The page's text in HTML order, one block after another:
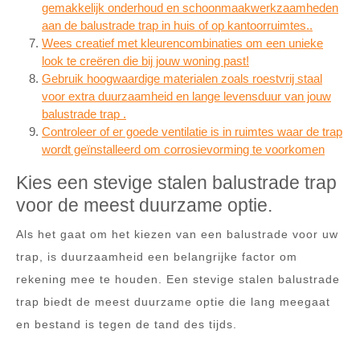
gemakkelijk onderhoud en schoonmaakwerkzaamheden
aan de balustrade trap in huis of op kantoorruimtes..
Wees creatief met kleurencombinaties om een unieke
look te creëren die bij jouw woning past!
Gebruik hoogwaardige materialen zoals roestvrij staal
voor extra duurzaamheid en lange levensduur van jouw
balustrade trap .
Controleer of er goede ventilatie is in ruimtes waar de trap
wordt geïnstalleerd om corrosievorming te voorkomen
Kies een stevige stalen balustrade trap
voor de meest duurzame optie.
Als het gaat om het kiezen van een balustrade voor uw
trap, is duurzaamheid een belangrijke factor om
rekening mee te houden. Een stevige stalen balustrade
trap biedt de meest duurzame optie die lang meegaat
en bestand is tegen de tand des tijds.